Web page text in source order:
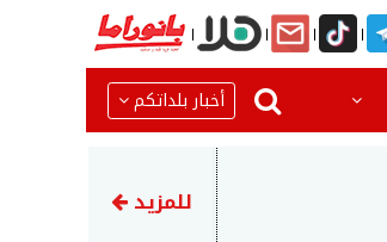
أخبار بلداتكم
وفد طبي من جمعية أطباء
للمزيد